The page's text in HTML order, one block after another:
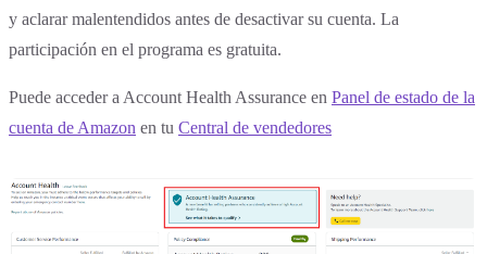
y aclarar malentendidos antes de desactivar su cuenta. La
participación en el programa es gratuita.
Puede acceder a Account Health Assurance en Panel de estado de la
cuenta de Amazon en tu Central de vendedores